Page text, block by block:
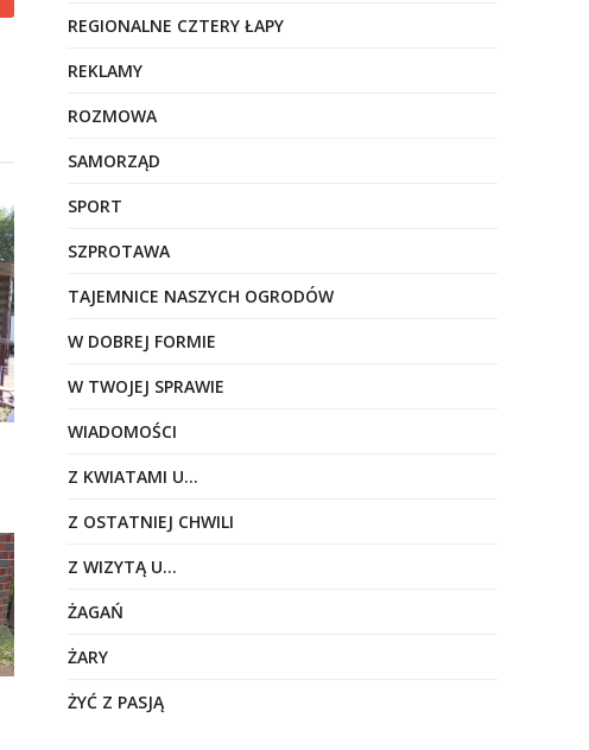
REGIONALNE CZTERY ŁAPY
REKLAMY
ROZMOWA
SAMORZĄD
SPORT
SZPROTAWA
TAJEMNICE NASZYCH OGRODÓW
W DOBREJ FORMIE
W TWOJEJ SPRAWIE
WIADOMOŚCI
Z KWIATAMI U…
Z OSTATNIEJ CHWILI
Z WIZYTĄ U…
ŻAGAŃ
ŻARY
ŻYĆ Z PASJĄ